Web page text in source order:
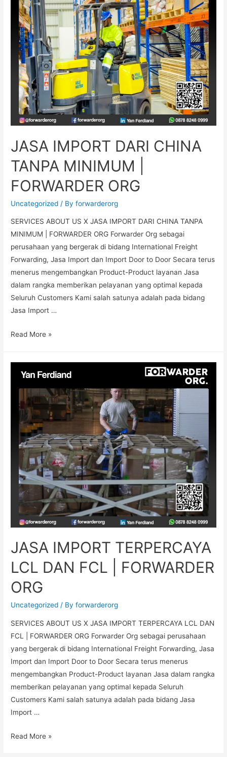
JASA IMPORT DARI CHINA
TANPA MINIMUM |
FORWARDER ORG
Uncategorized / Byforwarderorg
SERVICES ABOUT US X JASA IMPORT DARI CHINA TANPA
MINIMUM | FORWARDER ORG Forwarder Org sebagai
perusahaan yang bergerak di bidang International Freight
Forwarding, Jasa Import dan Import Door to Door Secara terus
menerus mengembangkan Product-Product layanan Jasa
dalam rangka memberikan pelayanan yang optimal kepada
Seluruh Customers Kami salah satunya adalah pada bidang
Jasa Import …
Read More »
JASA IMPORT TERPERCAYA
LCL DAN FCL | FORWARDER
ORG
Uncategorized / Byforwarderorg
SERVICES ABOUT US X JASA IMPORT TERPERCAYA LCL DAN
FCL | FORWARDER ORG Forwarder Org sebagai perusahaan
yang bergerak di bidang International Freight Forwarding, Jasa
Import dan Import Door to Door Secara terus menerus
mengembangkan Product-Product layanan Jasa dalam rangka
memberikan pelayanan yang optimal kepada Seluruh
Customers Kami salah satunya adalah pada bidang Jasa
Import …
Read More »